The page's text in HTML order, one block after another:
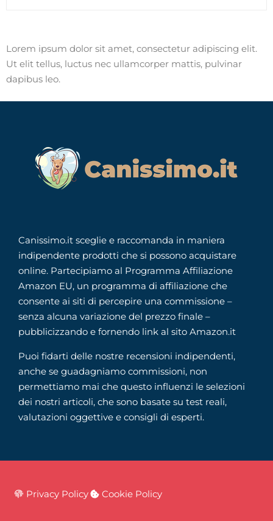
Lorem ipsum dolor sit amet, consectetur adipiscing elit.
Ut elit tellus, luctus nec ullamcorper mattis, pulvinar
dapibus leo.
Canissimo.it sceglie e raccomanda in maniera
indipendente prodotti che si possono acquistare
online. Partecipiamo al Programma Affiliazione
Amazon EU, un programma di affiliazione che
consente ai siti di percepire una commissione –
senza alcuna variazione del prezzo finale –
pubblicizzando e fornendo link al sito Amazon.it
Puoi fidarti delle nostre recensioni indipendenti,
anche se guadagniamo commissioni, non
permettiamo mai che questo influenzi le selezioni
dei nostri articoli, che sono basate su test reali,
valutazioni oggettive e consigli di esperti.
Privacy Policy Cookie Policy